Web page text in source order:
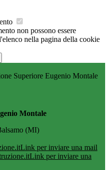
non possono essere
nella pagina della cookie
Superiore Eugenio Montale
Montale
(MI)
Link per inviare una mail
Link per inviare una